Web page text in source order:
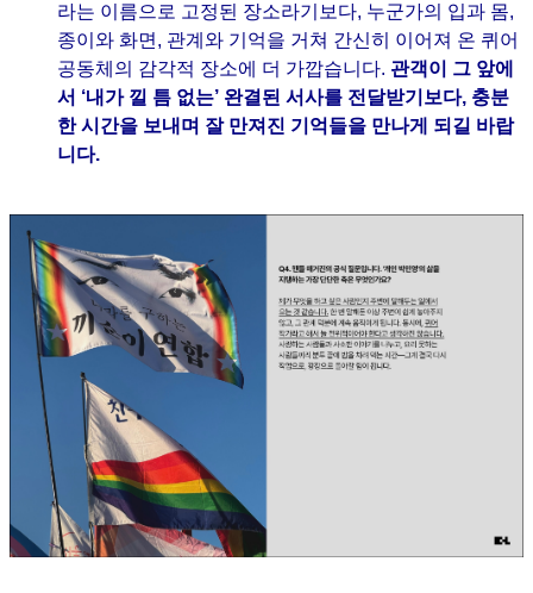
라는 이름으로 고정된 장소라기보다, 누군가의 입과 몸,
종이와 화면, 관계와 기억을 거쳐 간신히 이어져 온 퀴어
공동체의 감각적 장소에 더 가깝습니다. 관객이 그 앞에
서 ‘내가 낄 틈 없는’ 완결된 서사를 전달받기보다, 충분
한 시간을 보내며 잘 만져진 기억들을 만나게 되길 바랍
니다.